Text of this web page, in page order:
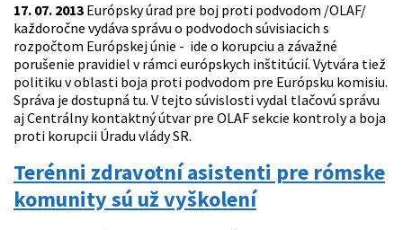
17. 07. 2013 Európsky úrad pre boj proti podvodom /OLAF/
každoročne vydáva správu o podvodoch súvisiacich s
rozpočtom Európskej únie - ide o korupciu a závažné
porušenie pravidiel v rámci európskych inštitúcií. Vytvára tiež
politiku v oblasti boja proti podvodom pre Európsku komisiu.
Správa je dostupná tu. V tejto súvislosti vydal tlačovú správu
aj Centrálny kontaktný útvar pre OLAF sekcie kontroly a boja
proti korupcii Úradu vlády SR.
Terénni zdravotní asistenti pre rómske
komunity sú už vyškolení